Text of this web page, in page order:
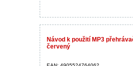
Návod k použití MP3
červený